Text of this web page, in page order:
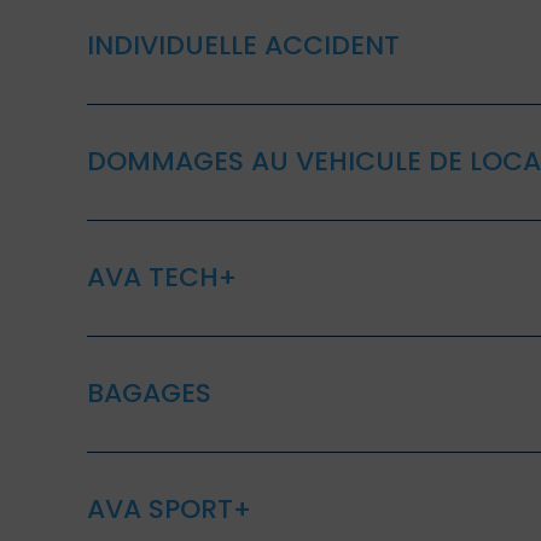
INDIVIDUELLE ACCIDENT
DOMMAGES AU VEHICULE DE
AVA TECH+
BAGAGES
AVA SPORT+